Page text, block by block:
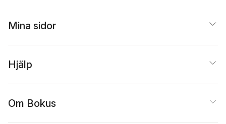
Mina sidor
Hjälp
Om Bokus